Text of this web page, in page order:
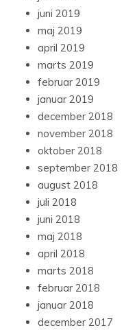
juni 2019
maj 2019
april 2019
marts 2019
februar 2019
januar 2019
december 2018
november 2018
oktober 2018
september 2018
august 2018
juli 2018
juni 2018
maj 2018
april 2018
marts 2018
februar 2018
januar 2018
december 2017